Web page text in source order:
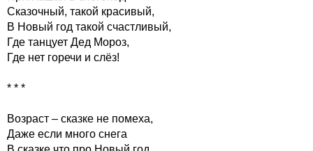
Сказочный, такой красивый,
В Новый год такой счастливый,
Где танцует Дед Мороз,
Где нет горечи и слёз!
* * *
Возраст – сказке не помеха,
Даже если много снега